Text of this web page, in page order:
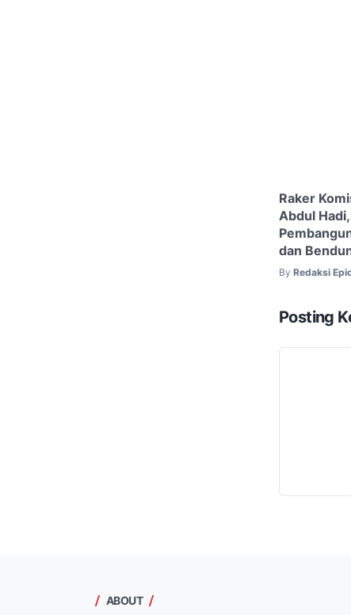
Raker
Abdul
dan
By Redaksi
Posting
ABOUT